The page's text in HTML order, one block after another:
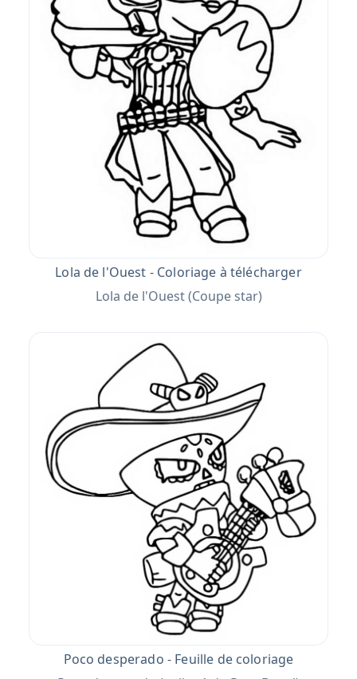
Lola de l'Ouest - Coloriage à télécharger
Lola de l'Ouest (Coupe star)
Poco desperado - Feuille de coloriage